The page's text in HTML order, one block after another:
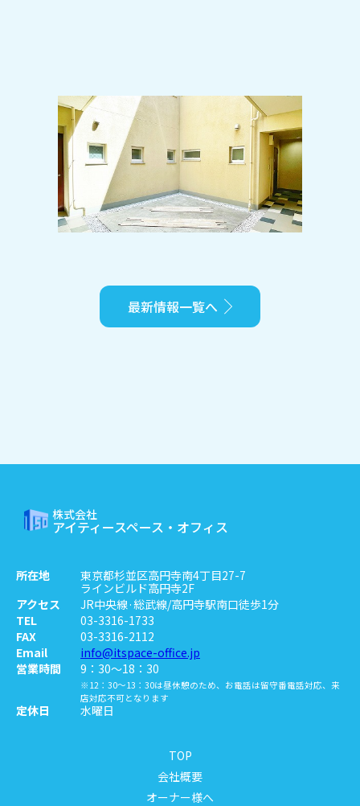
2024-10-19
吹き抜けの中庭がスタイリッシュな空
間を演出♪三軒茶屋も徒歩圏内の好立
地に人気のオートロックマンション登
場♪
最新情報一覧へ
株式会社
アイティースペース・オフィス
所在地
東京都杉並区高円寺南4丁目27-7
ラインビルド高円寺2F
アクセス
JR中央線·総武線/高円寺駅南口徒歩1分
TEL
03-3316-1733
FAX
03-3316-2112
Email
info@itspace-office.jp
営業時間
9：30～18：30
※12：30～13：30は昼休憩のため、お電話は留守番電話対応、来
店対応不可となります
定休日 水曜日
TOP
会社概要
オーナー様へ